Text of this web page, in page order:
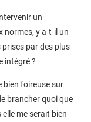
un
normes, y a-t-il un
prises par des plus
intégré ?
bien foireuse sur
brancher quoi que
me serait bien